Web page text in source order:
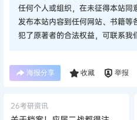
任何个人或组织，在未征得本站同
发布本站内容到任何网站、书籍
犯了原著者的合法权益，可联系我
海报分享 收藏 举报
26考研资讯